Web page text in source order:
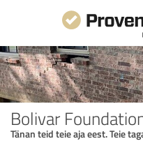
Bolivar
Tänan teid teie aja eest. Teie